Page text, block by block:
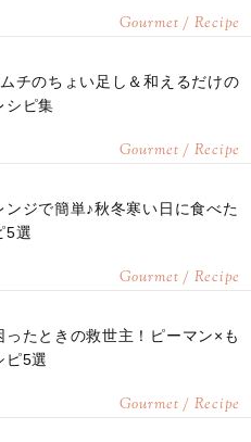
Gourmet / Recipe
チのちょい足し＆和えるだけの
シピ集
Gourmet / Recipe
ンジで簡単♪秋冬寒い日に食べた
5選
Gourmet / Recipe
たときの救世主！ピーマン×も
ピ5選
Gourmet / Recipe